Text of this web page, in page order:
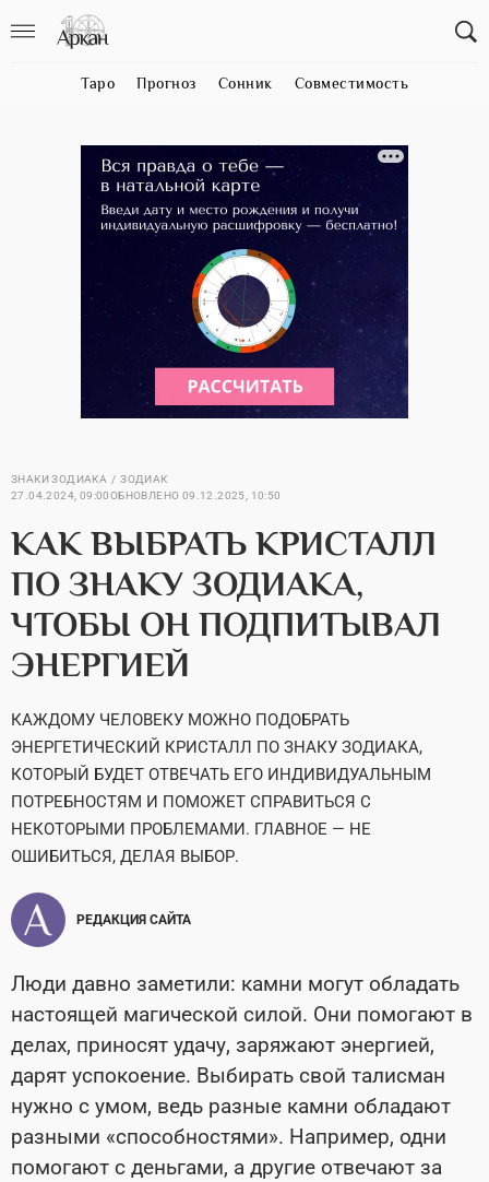
Таро Прогноз Сонник Совместимость
ЗНАКИ ЗОДИАКА
ЗОДИАК
27.04.2024, 09:00ОБНОВЛЕНО 09.12.2025, 10:50
КАК ВЫБРАТЬ КРИСТАЛЛ
ПО ЗНАКУ ЗОДИАКА,
ЧТОБЫ ОН ПОДПИТЫВАЛ
ЭНЕРГИЕЙ
КАЖДОМУ ЧЕЛОВЕКУ МОЖНО ПОДОБРАТЬ
ЭНЕРГЕТИЧЕСКИЙ КРИСТАЛЛ ПО ЗНАКУ ЗОДИАКА,
КОТОРЫЙ БУДЕТ ОТВЕЧАТЬ ЕГО ИНДИВИДУАЛЬНЫМ
ПОТРЕБНОСТЯМ И ПОМОЖЕТ СПРАВИТЬСЯ С
НЕКОТОРЫМИ ПРОБЛЕМАМИ. ГЛАВНОЕ — НЕ
ОШИБИТЬСЯ, ДЕЛАЯ ВЫБОР.
РЕДАКЦИЯ САЙТА
Люди давно заметили: камни могут обладать
настоящей магической силой. Они помогают в
делах, приносят удачу, заряжают энергией,
дарят успокоение. Выбирать свой талисман
нужно с умом, ведь разные камни обладают
разными «способностями». Например, одни
помогают с деньгами, а другие отвечают за